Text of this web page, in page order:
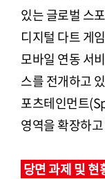
있는 글로벌 스
디지털 다트 게
모바일 연동 서
스를 전개하고
포츠테인먼트
영역을 확장하
당면 과제 및 현